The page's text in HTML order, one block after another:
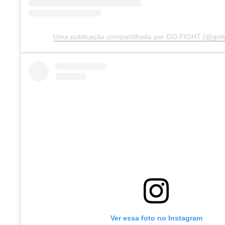
Uma publicação compartilhada por GO FIGHT
Ver essa foto no Instagram